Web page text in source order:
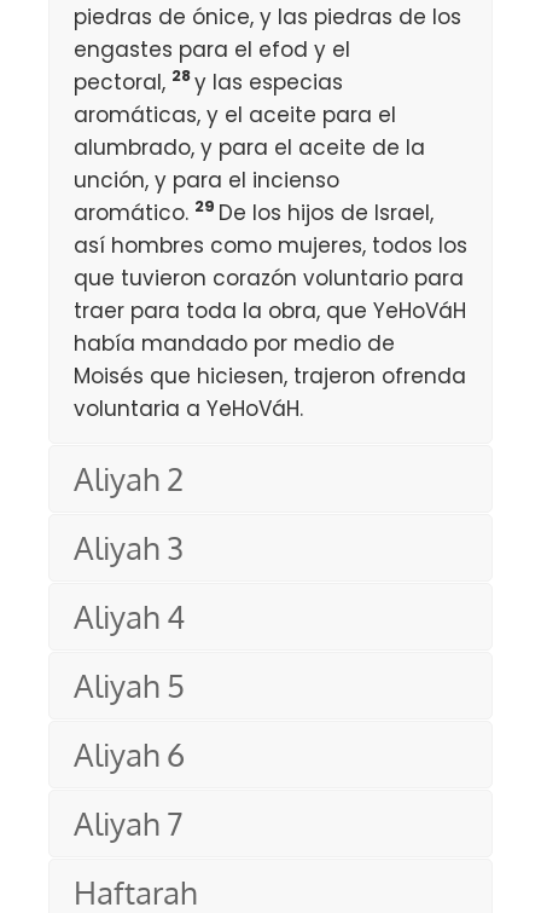
piedras de ónice, y las piedras de los
engastes para el efod y el
pectoral, 28y las especias
aromáticas, y el aceite para el
alumbrado, y para el aceite de la
unción, y para el incienso
aromático. 29 De los hijos de Israel,
así hombres como mujeres, todos los
que tuvieron corazón voluntario para
traer para toda la obra, que YeHoVáH
había mandado por medio de
Moisés que hiciesen, trajeron ofrenda
voluntaria a YeHoVáH.
Aliyah 2
Aliyah 3
Aliyah 4
Aliyah 5
Aliyah 6
Aliyah 7
Haftarah